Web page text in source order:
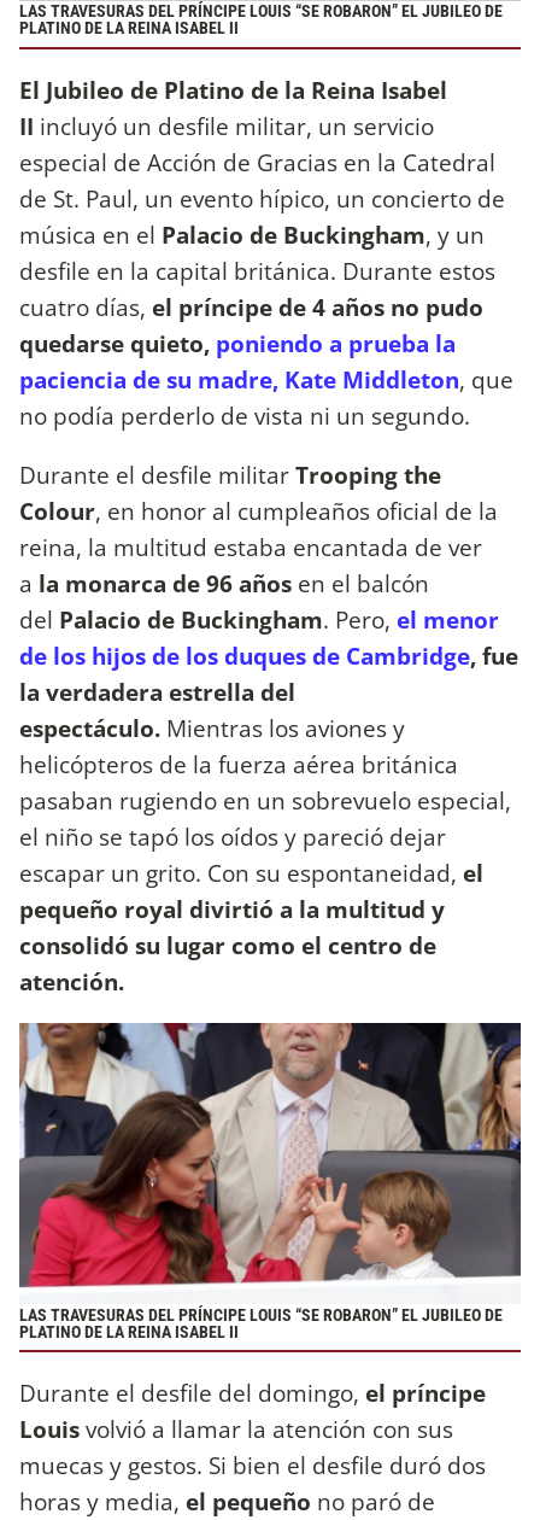
LAS TRAVESURAS DEL PRÍNCIPE LOUIS “SE ROBARON” EL JUBILEO DE
PLATINO DE LA REINA ISABEL II
El Jubileo de Platino de la Reina Isabel
II incluyó un desfile militar, un servicio
especial de Acción de Gracias en la Catedral
de St. Paul, un evento hípico, un concierto de
música en el Palacio de Buckingham, y un
desfile en la capital británica. Durante estos
cuatro días, el príncipe de 4 años no pudo
quedarse quieto, poniendo a prueba la
paciencia de su madre, Kate Middleton, que
no podía perderlo de vista ni un segundo.
Durante el desfile militarTrooping the
Colour, en honor al cumpleaños oficial de la
reina, la multitud estaba encantada de ver
a la monarca de 96 años en el balcón
del Palacio de Buckingham. Pero, el menor
de los hijos de los duques de Cambridge, fue
la verdadera estrella del
espectáculo. Mientras los aviones y
helicópteros de la fuerza aérea británica
pasaban rugiendo en un sobrevuelo especial,
el niño se tapó los oídos y pareció dejar
escapar un grito. Con su espontaneidad, el
pequeño royal divirtió a la multitud y
consolidó su lugar como el centro de
atención.
LAS TRAVESURAS DEL PRÍNCIPE LOUIS “SE ROBARON” EL JUBILEO DE
PLATINO DE LA REINA ISABEL II
Durante el desfile del domingo, el príncipe
Louisvolvió a llamar la atención con sus
muecas y gestos. Si bien el desfile duró dos
horas y media, el pequeño no paró de